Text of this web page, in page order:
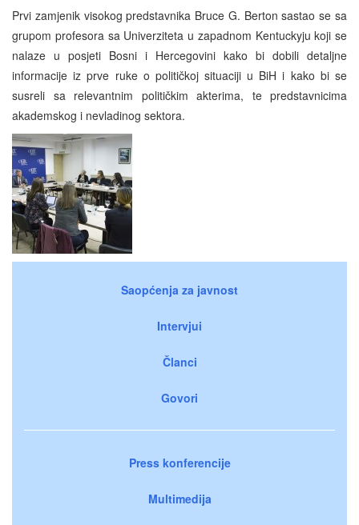
Prvi zamjenik visokog predstavnika Bruce G. Berton sastao se sa
grupom profesora sa Univerziteta u zapadnom Kentuckyju koji se
nalaze u posjeti Bosni i Hercegovini kako bi dobili detaljne
informacije iz prve ruke o političkoj situaciji u BiH i kako bi se
susreli sa relevantnim političkim akterima, te predstavnicima
akademskog i nevladinog sektora.
Saopćenja za javnost
Intervjui
Članci
Govori
Press konferencije
Multimedija